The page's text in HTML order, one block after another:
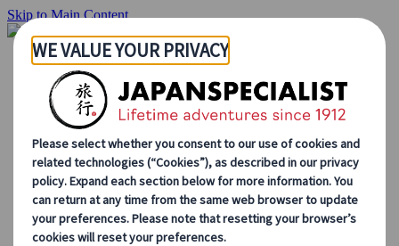
Skip to Main Content
Startside
Rejser
Individuelle rejser
Grupperejser
Kør-selv ferie
Udflugter
Skræddersyede grupperejser
Japan Rail Pass
Sådan arbejder vi
Om os
Vores team
Bliv en del af vores team